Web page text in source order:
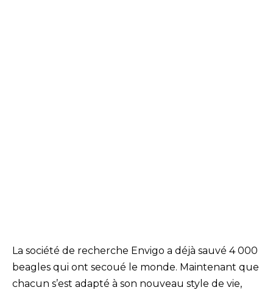
La société de recherche Envigo a déjà sauvé 4 000
beagles qui ont secoué le monde. Maintenant que
chacun s’est adapté à son nouveau style de vie,